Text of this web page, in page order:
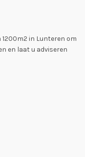
in Lunteren om
en laat u adviseren